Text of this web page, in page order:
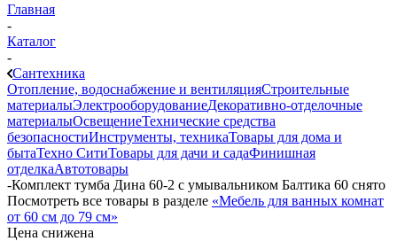
Главная
-
Каталог
-
Сантехника
Отопление, водоснабжение и вентиляцияСтроительные
материалыЭлектрооборудованиеДекоративно-отделочные
материалыОсвещениеТехнические средства
безопасностиИнструменты, техникаТовары для дома и
бытаТехно СитиТовары для дачи и садаФинишная
отделкаАвтотовары
-Комплект тумба Дина 60-2 с умывальником Балтика 60 снято
Посмотреть все товары в разделе «Мебель для ванных комнат
от 60 см до 79 см»
Цена снижена